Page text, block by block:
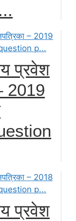
प्रवेश
2019
प्रवेश